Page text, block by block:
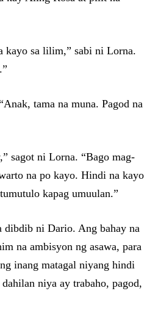
kayo sa lilim,” sabi ni Lorna.
tama na muna. Pagod na
sagot ni Lorna. “Bago mag-
na po kayo. Hindi na kayo
kapag umuulan.”
dibdib ni Dario. Ang bahay na
na ambisyon ng asawa, para
inang matagal niyang hindi
niya ay trabaho, pagod,